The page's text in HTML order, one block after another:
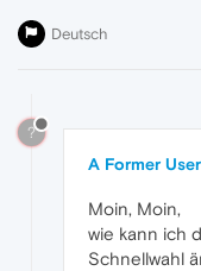
Deutsch
?
A Former User
Moin, Moin,
wie kann ich
Schnellwahl